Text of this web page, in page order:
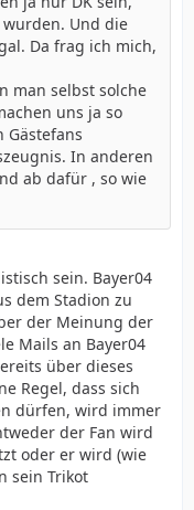
Und die
Da frag ich mich,
man selbst solche
uns ja so
Gästefans
In anderen
ab dafür , so wie
sein. Bayer04
dem Stadion zu
der Meinung der
Mails an Bayer04
über dieses
Regel, dass sich
dürfen, wird immer
der Fan wird
oder er wird (wie
sein Trikot